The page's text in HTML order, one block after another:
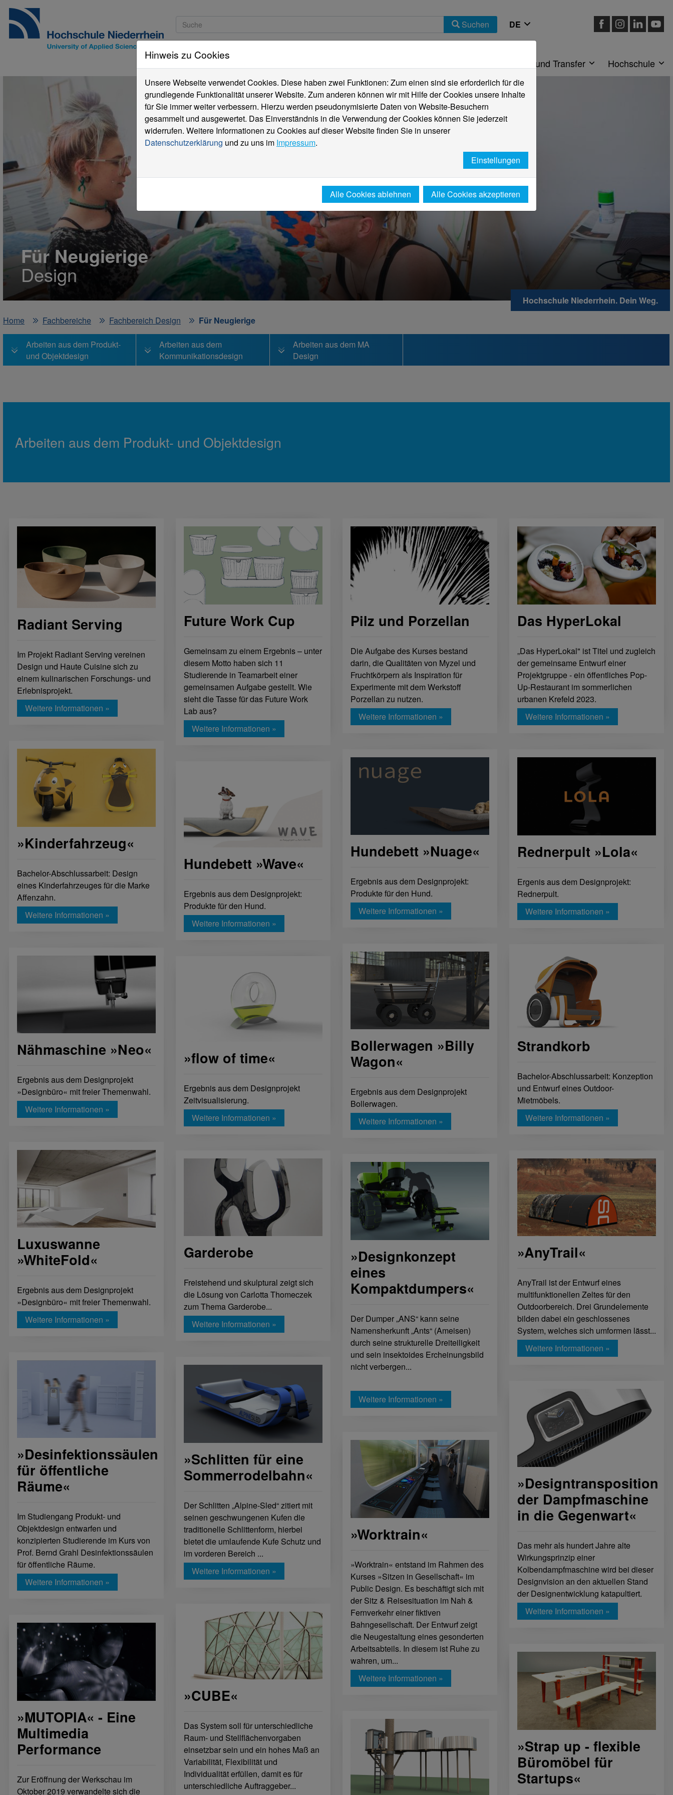
Suchen
Studieninteressierte Forschung und Transfer Hochschule
Für Neugierige
Design
Hochschule Niederrhein. Dein Weg.
Home
Fachbereiche Fachbereich Design Für Neugierige
Arbeiten aus dem Produkt-
und Objektdesign
Arbeiten aus dem
Kommunikationsdesign
Arbeiten aus dem MA
Design
Arbeiten aus dem Produkt- und Objektdesign
Radiant Serving
Im Projekt Radiant Serving vereinen
Design und Haute Cuisine sich zu
einem kulinarischen Forschungs- und
Erlebnisprojekt.
Weitere Informationen »
»Kinderfahrzeug«
Bachelor-Abschlussarbeit: Design
eines Kinderfahrzeuges für die Marke
Affenzahn.
Weitere Informationen »
Nähmaschine »Neo«
Ergebnis aus dem Designprojekt
»Designbüro« mit freier Themenwahl.
Weitere Informationen »
Luxuswanne
»WhiteFold«
Ergebnis aus dem Designprojekt
»Designbüro« mit freier Themenwahl.
Weitere Informationen »
»Desinfektionssäulen
für öffentliche
Räume«
Im Studiengang Produkt- und
Objektdesign entwarfen und
konzipierten Studierende im Kurs von
Prof. Bernd Grahl Desinfektionssäulen
für öffentliche Räume.
Weitere Informationen »
»MUTOPIA« - Eine
Multimedia
Performance
Zur Eröffnung der Werkschau im
Oktober 2019 verwandelte sich die
Future Work Cup
Gemeinsam zu einem Ergebnis – unter
diesem Motto haben sich 11
Studierende in Teamarbeit einer
gemeinsamen Aufgabe gestellt. Wie
sieht die Tasse für das Future Work
Lab aus?
Weitere Informationen »
Hundebett »Wave«
Ergebnis aus dem Designprojekt:
Produkte für den Hund.
Weitere Informationen »
»flow of time«
Ergebnis aus dem Designprojekt
Zeitvisualisierung.
Weitere Informationen »
Garderobe
Freistehend und skulptural zeigt sich
die Lösung von Carlotta Thomeczek
zum Thema Garderobe...
Weitere Informationen »
»Schlitten für eine
Sommerrodelbahn«
Der Schlitten „Alpine-Sled“ zitiert mit
seinen geschwungenen Kufen die
traditionelle Schlittenform, hierbei
bietet die umlaufende Kufe Schutz und
im vorderen Bereich ...
Weitere Informationen »
»CUBE«
Das System soll für unterschiedliche
Raum- und Stellflächenvorgaben
einsetzbar sein und ein hohes Maß an
Variabilität, Flexibilität und
Individualität erfüllen, damit es für
unterschiedliche Auftraggeber...
Pilz und Porzellan
Die Aufgabe des Kurses bestand
darin, die Qualitäten von Myzel und
Fruchtkörpern als Inspiration für
Experimente mit dem Werkstoff
Porzellan zu nutzen.
Weitere Informationen »
Hundebett »Nuage«
Ergebnis aus dem Designprojekt:
Produkte für den Hund.
Weitere Informationen »
Bollerwagen »Billy
Wagon«
Ergebnis aus dem Designprojekt
Bollerwagen.
Weitere Informationen »
»Designkonzept
eines
Kompaktdumpers«
Der Dumper „ANS“ kann seine
Namensherkunft „Ants“ (Ameisen)
durch seine strukturelle Dreiteiligkeit
und sein insektoides Ercheinungsbild
nicht verbergen...
Weitere Informationen »
»Worktrain«
»Worktrain« entstand im Rahmen des
Kurses »Sitzen in Gesellschaft« im
Public Design. Es beschäftigt sich mit
der Sitz & Reisesituation im Nah &
Fernverkehr einer fiktiven
Bahngesellschaft. Der Entwurf zeigt
die Neugestaltung eines gesonderten
Arbeitsabteils. In diesem ist Ruhe zu
wahren, um...
Weitere Informationen »
Das HyperLokal
„Das HyperLokal" ist Titel und zugleich
der gemeinsame Entwurf einer
Projektgruppe - ein öffentliches Pop-
Up-Restaurant im sommerlichen
urbanen Krefeld 2023.
Weitere Informationen »
Rednerpult »Lola«
Ergenis aus dem Designprojekt:
Rednerpult.
Weitere Informationen »
Strandkorb
Bachelor-Abschlussarbeit: Konzeption
und Entwurf eines Outdoor-
Mietmöbels.
Weitere Informationen »
»AnyTrail«
AnyTrail ist der Entwurf eines
multifunktionellen Zeltes für den
Outdoorbereich. Drei Grundelemente
bilden dabei ein geschlossenes
System, welches sich umformen lässt...
Weitere Informationen »
»Designtransposition
der Dampfmaschine
in die Gegenwart«
Das mehr als hundert Jahre alte
Wirkungsprinzip einer
Kolbendampfmaschine wird bei dieser
Designvision an den aktuellen Stand
der Designentwicklung katapultiert.
Weitere Informationen »
»Strap up - flexible
Büromöbel für
Startups«
Hinweis zu Cookies
Unsere Webseite verwendet Cookies. Diese haben zwei Funktionen: Zum einen sind sie erforderlich für die
grundlegende Funktionalität unserer Website. Zum anderen können wir mit Hilfe der Cookies unsere Inhalte
für Sie immer weiter verbessern. Hierzu werden pseudonymisierte Daten von Website-Besuchern
gesammelt und ausgewertet. Das Einverständnis in die Verwendung der Cookies können Sie jederzeit
widerrufen. Weitere Informationen zu Cookies auf dieser Website finden Sie in unserer
Datenschutzerklärung und zu uns im Impressum.
Einstellungen
Alle Cookies ablehnen Alle Cookies akzeptieren